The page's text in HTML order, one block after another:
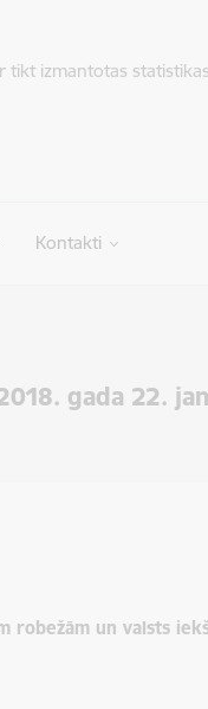
izmantotas
Kontakti
gada 22.
robežām un valsts